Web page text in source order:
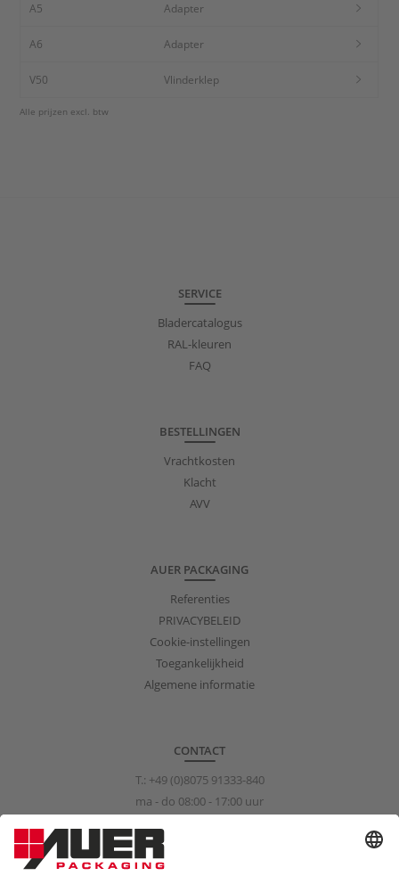
A5 Adapter
A6 Adapter
V50 Vlinderklep
Alle prijzen excl. btw
SERVICE
Bladercatalogus
RAL-kleuren
FAQ
BESTELLINGEN
Vrachtkosten
Klacht
AVV
AUER PACKAGING
Referenties
PRIVACYBELEID
Cookie-instellingen
Toegankelijkheid
Algemene informatie
CONTACT
T.: +49 (0)8075 91333-840
ma - do 08:00 - 17:00 uur
info@auer-packaging.com